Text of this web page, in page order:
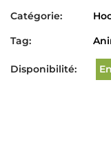
Catégorie:
Tag:
Disponibilité: